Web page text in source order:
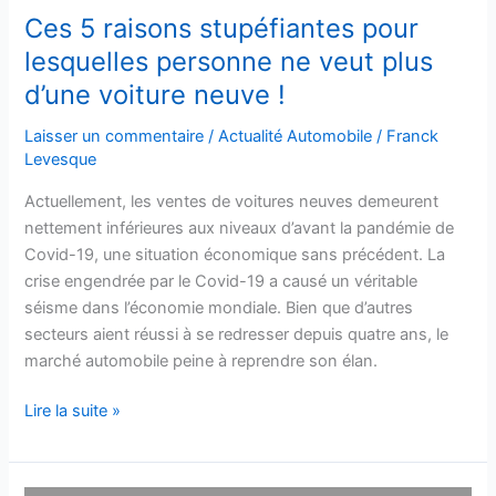
Ces 5 raisons stupéfiantes pour
lesquelles personne ne veut plus
d’une voiture neuve !
Laisser un commentaire /Actualité Automobile / Franck
Levesque
Actuellement, les ventes de voitures neuves demeurent
nettement inférieures aux niveaux d’avant la pandémie de
Covid-19, une situation économique sans précédent. La
crise engendrée par le Covid-19 a causé un véritable
séisme dans l’économie mondiale. Bien que d’autres
secteurs aient réussi à se redresser depuis quatre ans, le
marché automobile peine à reprendre son élan.
neuve
!
Lire la suite »